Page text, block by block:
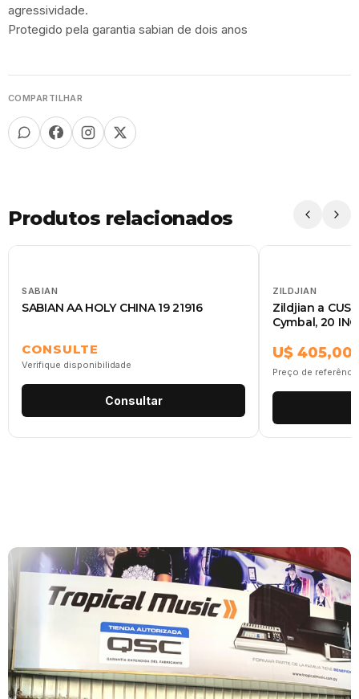
agressividade.
Protegido pela garantia sabian de dois anos
COMPARTILHAR
Produtos relacionados
SABIAN
SABIAN AA HOLY CHINA 19 21916
CONSULTE
Verifique disponibilidade
Consultar
ZILDJIAN
Zildjian a
Cymbal, 20
U$ 405,00
Preço de referência